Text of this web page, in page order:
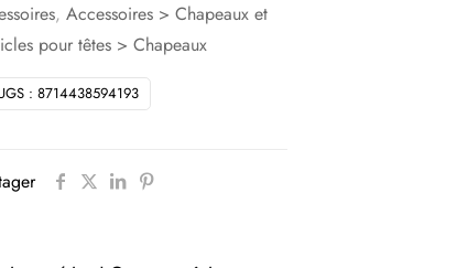
: 8714438594193
, Accessoires > Chapeaux et
pour têtes > Chapeaux